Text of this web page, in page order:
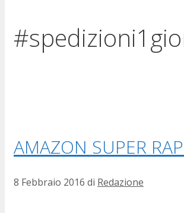
AMAZON SUPER
8 Febbraio 2016 di Redazione